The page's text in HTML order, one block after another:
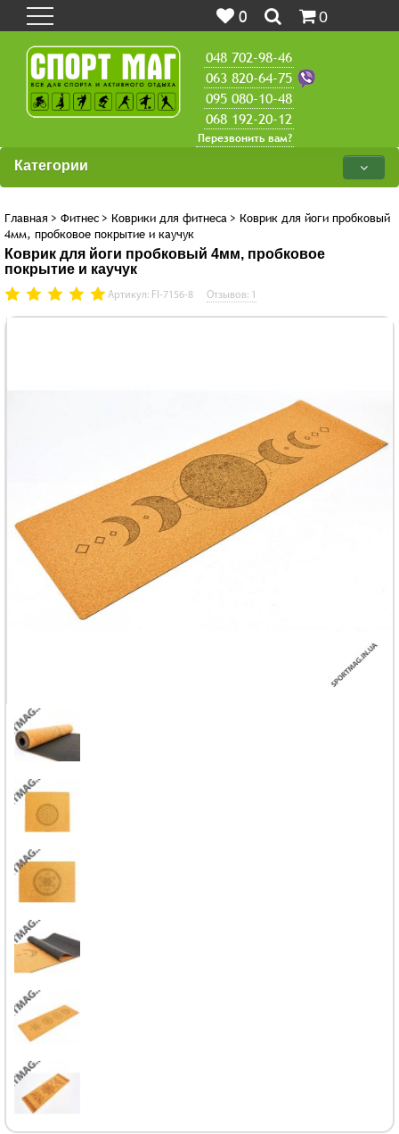
0 0
048 702-98-46
063 820-64-75
095 080-10-48
068 192-20-12
Перезвонить вам?
Категории
Главная > Фитнес > Коврики для фитнеса > Коврик для йоги пробковый
4мм, пробковое покрытие и каучук
Коврик для йоги пробковый 4мм, пробковое
покрытие и каучук
Артикул: FI-7156-8 Отзывов: 1